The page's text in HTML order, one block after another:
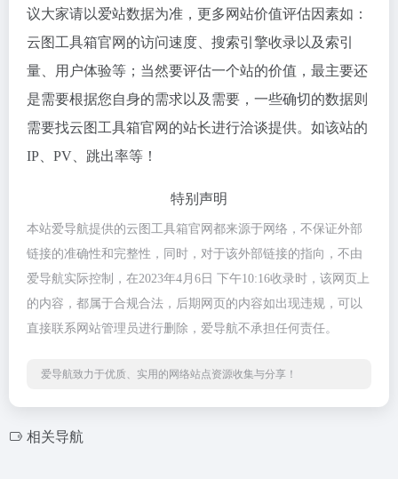
议大家请以爱站数据为准，更多网站价值评估因素如：
云图工具箱官网的访问速度、搜索引擎收录以及索引
量、用户体验等；当然要评估一个站的价值，最主要还
是需要根据您自身的需求以及需要，一些确切的数据则
需要找云图工具箱官网的站长进行洽谈提供。如该站的
IP、PV、跳出率等！
特别声明
本站爱导航提供的云图工具箱官网都来源于网络，不保证外部
链接的准确性和完整性，同时，对于该外部链接的指向，不由
爱导航实际控制，在2023年4月6日 下午10:16收录时，该网页上
的内容，都属于合规合法，后期网页的内容如出现违规，可以
直接联系网站管理员进行删除，爱导航不承担任何责任。
爱导航致力于优质、实用的网络站点资源收集与分享！
相关导航